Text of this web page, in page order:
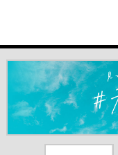
＃だから都立高（別